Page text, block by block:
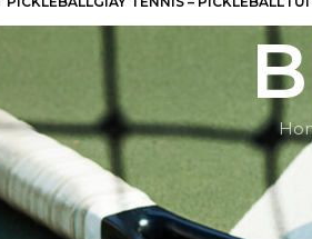
Pickleball Cho
by Sport Quoc On Tháng 5 14,